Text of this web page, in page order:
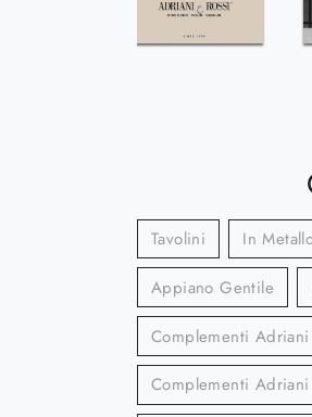
Tavolini In
Appiano Gentile
Complementi
Complementi Adriani